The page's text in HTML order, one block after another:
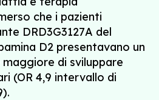
che i pazienti
DRD3G3127A del
D2 presentavano un
di sviluppare
(OR 4,9 intervallo di